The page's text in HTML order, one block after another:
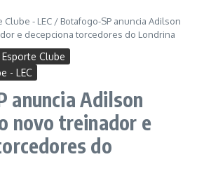
- LEC / Botafogo-SP anuncia Adilson
e decepciona torcedores do Londrina
Clube
- LEC
anuncia Adilson
novo treinador e
do